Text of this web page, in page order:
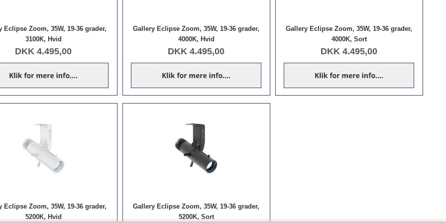
Eclipse Zoom, 35W, 19-36 grader,
3100K, Hvid
DKK 4.495,00
Gallery Eclipse Zoom, 35W, 19-36 grader,
4000K, Hvid
DKK 4.495,00
Gallery Eclipse Zoom, 35W, 19-36 grader,
4000K, Sort
DKK 4.495,00
Eclipse Zoom, 35W, 19-36 grader,
5200K, Hvid
Gallery Eclipse Zoom, 35W, 19-36 grader,
5200K, Sort